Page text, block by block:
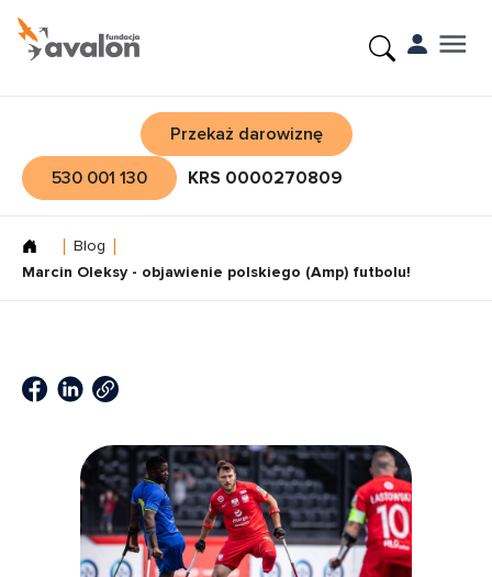
Przekaż darowiznę
530 001 130
KRS 0000270809
Blog
Marcin Oleksy - objawienie polskiego (Amp) futbolu!